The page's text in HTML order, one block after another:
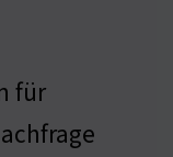
für